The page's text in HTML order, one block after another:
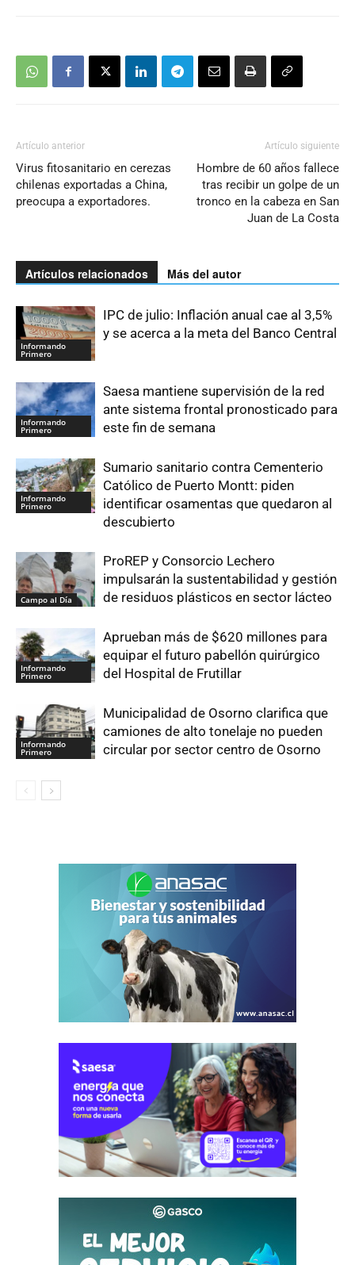
Artículo anterior
Virus fitosanitario en cerezas
chilenas exportadas a China,
preocupa a exportadores.
Artículo siguiente
Hombre de 60 años fallece
tras recibir un golpe de un
tronco en la cabeza en San
Juan de La Costa
Artículos relacionados Más del autor
Informando
Primero
IPC de julio: Inflación anual cae al 3,5%
y se acerca a la meta del Banco Central
Informando
Primero
Saesa mantiene supervisión de la red
ante sistema frontal pronosticado para
este fin de semana
Informando
Primero
Sumario sanitario contra Cementerio
Católico de Puerto Montt: piden
identificar osamentas que quedaron al
descubierto
Campo al Día
ProREP y Consorcio Lechero
impulsarán la sustentabilidad y gestión
de residuos plásticos en sector lácteo
Informando
Primero
Aprueban más de $620 millones para
equipar el futuro pabellón quirúrgico
del Hospital de Frutillar
Informando
Primero
Municipalidad de Osorno clarifica que
camiones de alto tonelaje no pueden
circular por sector centro de Osorno